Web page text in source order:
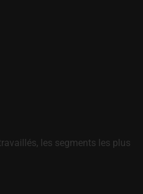
les segments les plus